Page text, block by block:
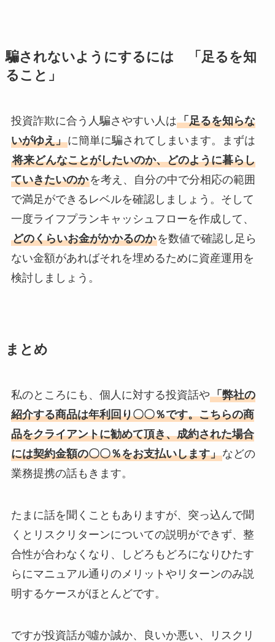
騙されないようにするには 「足るを知
ること」
投資詐欺に合う人騙さやすい人は「足るを知らな
いがゆえ」に簡単に騙されてしまいます。まずは
将来どんなことがしたいのか、どのように暮らし
ていきたいのかを考え、自分の中で分相応の範囲
で満足ができるレベルを確認しましょう。そして
一度ライフプランキャッシュフローを作成して、
どのくらいお金がかかるのかを数値で確認し足ら
ない金額があればそれを埋めるために資産運用を
検討しましょう。
まとめ
私のところにも、個人に対する投資話や「弊社の
紹介する商品は年利回り〇〇％です。こちらの商
品をクライアントに勧めて頂き、成約された場合
には契約金額の〇〇％をお支払いします」などの
業務提携の話もきます。
たまに話を聞くこともありますが、突っ込んで聞
くとリスクリターンについての説明ができず、整
合性が合わなくなり、しどろもどろになりひたす
らにマニュアル通りのメリットやリターンのみ説
明するケースがほとんどです。
ですが投資話が噓か誠か、良いか悪い、リスクリ